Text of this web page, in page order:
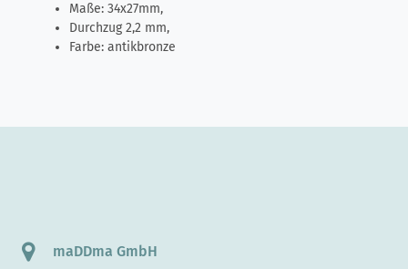
Maße: 34x27mm,
Durchzug 2,2 mm,
Farbe: antikbronze
maDDma GmbH